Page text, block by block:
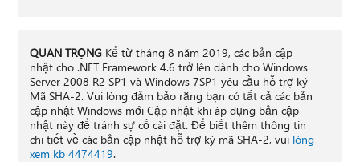
QUAN TRỌNGKể từ tháng 8 năm 2019, các bản cập
nhật cho .NET Framework 4.6 trở lên dành cho Windows
Server 2008 R2 SP1 và Windows 7SP1 yêu cầu hỗ trợ ký
Mã SHA-2. Vui lòng đảm bảo rằng bạn có tất cả các bản
cập nhật Windows mới Cập nhật khi áp dụng bản cập
nhật này để tránh sự cố cài đặt. Để biết thêm thông tin
chi tiết về các bản cập nhật hỗ trợ ký mã SHA-2, vui lòng
xem kb 4474419.